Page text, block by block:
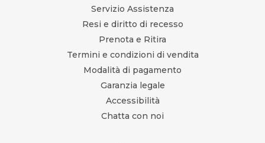
Servizio Assistenza
Resi e diritto di recesso
Prenota e Ritira
Termini e condizioni di vendita
Modalità di pagamento
Garanzia legale
Accessibilità
Chatta con noi